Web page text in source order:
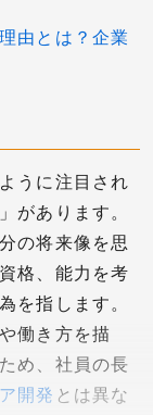
由とは？企業
うに注目され
があります。
の将来像を思
格、能力を考
を指します。
働き方を描
め、社員の長
開発 とは異な